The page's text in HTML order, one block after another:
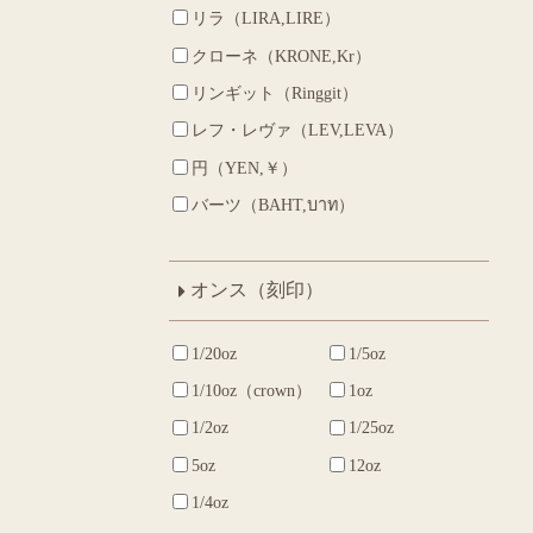
リラ（LIRA,LIRE）
クローネ（KRONE,Kr）
リンギット（Ringgit）
レフ・レヴァ（LEV,LEVA）
円（YEN,￥）
バーツ（BAHT,บาท）
オンス（刻印）
1/20oz
1/5oz
1/10oz（crown）
1oz
1/2oz
1/25oz
5oz
12oz
1/4oz